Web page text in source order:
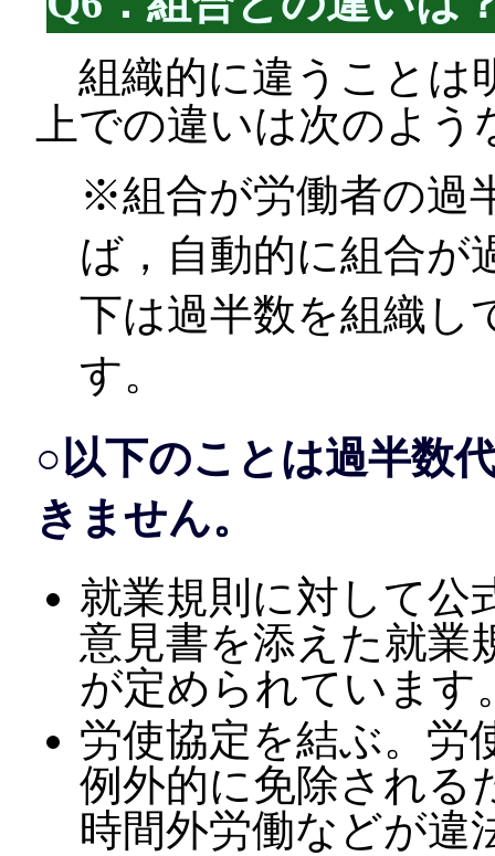
組織的に違うことは
上での違いは次のよ
※組合が労働者の過
ば，自動的に組合が
下は過半数を組織し
す。
○以下のことは過半数
きません。
就業規則に対して公
意見書を添えた就業
が定められています
労使協定を結ぶ。労
例外的に免除される
時間外労働などが違